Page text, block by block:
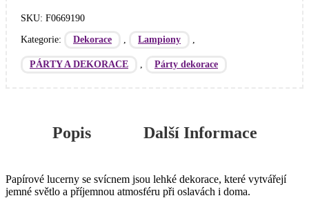
SKU: F0669190
Kategorie:
Dekorace Lampiony
PÁRTY A DEKORACE Párty dekorace
Popis Další Informace
Papírové lucerny se svícnem jsou lehké dekorace, které vytvářejí
jemné světlo a příjemnou atmosféru při oslavách i doma.